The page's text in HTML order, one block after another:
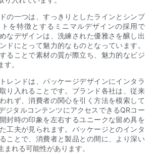
の一つは、すっきりとしたラインとシンプ
を特徴とするミニマルデザインの採用で
なデザインは、洗練された優雅さを醸し出
ドにとって魅力的なものとなっています。
ることで素材の質が際立ち、魅力的なビジ
す。
レンドは、パッケージデザインにインタラ
り入れることです。ブランド各社は、従来
れず、消費者の関心を引く方法を模索して
ジタルコンテンツにアクセスできるQRコー
封時の印象を左右するユニークな留め具を
工夫が見られます。パッケージとのインタ
ことで、消費者と製品との間に、より深い
まれる可能性があります。